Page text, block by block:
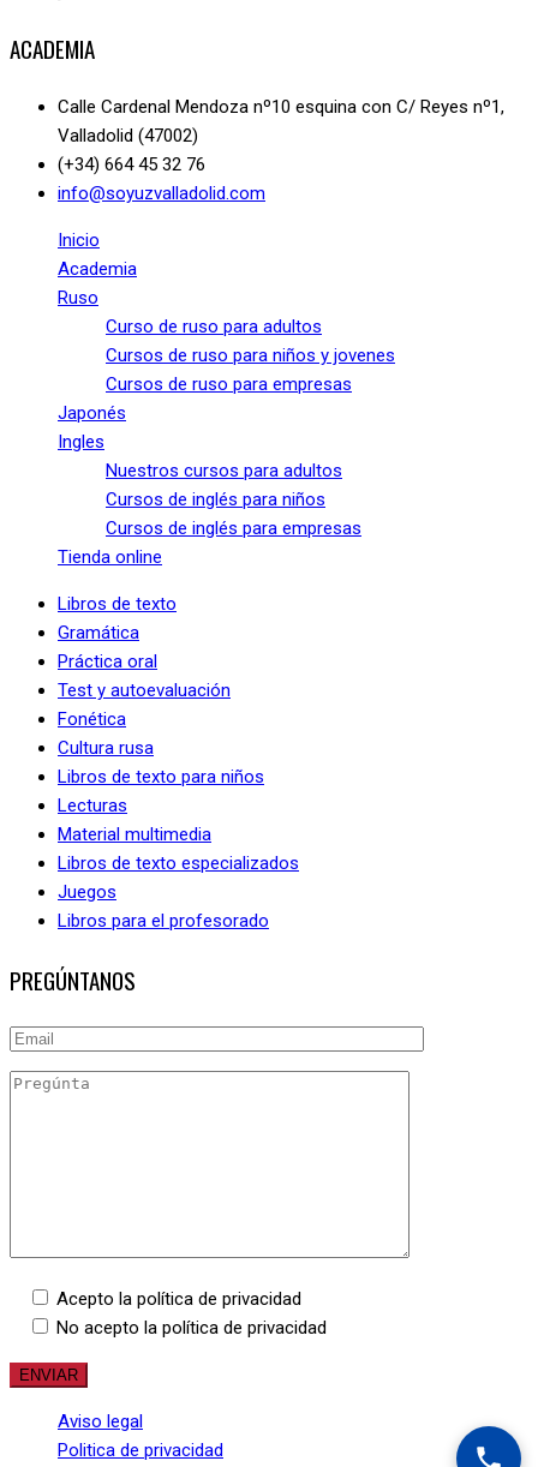
ACADEMIA
Calle Cardenal Mendoza nº10 esquina con C/ Reyes nº1,
Valladolid (47002)
(+34) 664 45 32 76
info@soyuzvalladolid.com
Inicio
Academia
Ruso
Curso de ruso para adultos
Cursos de ruso para niños y jovenes
Cursos de ruso para empresas
Japonés
Ingles
Nuestros cursos para adultos
Cursos de inglés para niños
Cursos de inglés para empresas
Tienda online
Libros de texto
Gramática
Práctica oral
Test y autoevaluación
Fonética
Cultura rusa
Libros de texto para niños
Lecturas
Material multimedia
Libros de texto especializados
Juegos
Libros para el profesorado
PREGÚNTANOS
Acepto la política de privacidad
No acepto la política de privacidad
Aviso legal
Politica de privacidad